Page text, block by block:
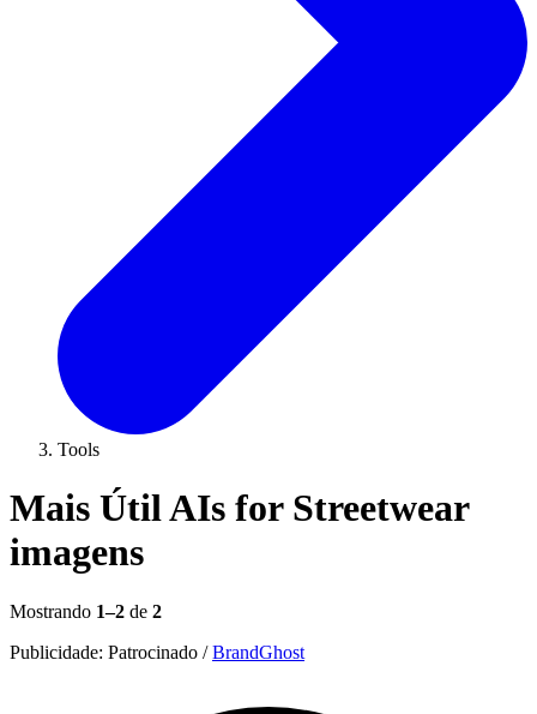
Tools
Mais Útil AIs for Streetwear
imagens
Mostrando 1–2 de 2
Publicidade: Patrocinado / BrandGhost